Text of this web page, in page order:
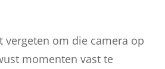
vergeten om die camera op
momenten vast te